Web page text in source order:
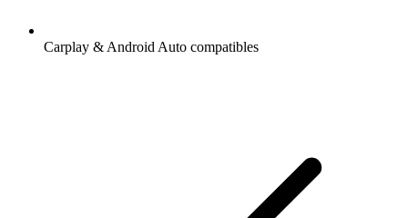
Carplay & Android Auto compatibles